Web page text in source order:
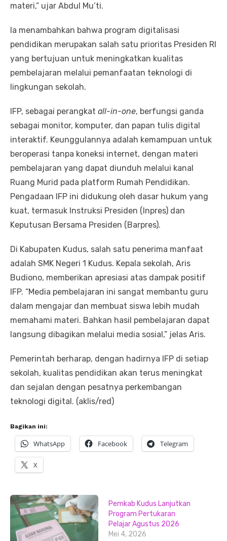
materi,” ujar Abdul Mu’ti.
Ia menambahkan bahwa program digitalisasi
pendidikan merupakan salah satu prioritas Presiden RI
yang bertujuan untuk meningkatkan kualitas
pembelajaran melalui pemanfaatan teknologi di
lingkungan sekolah.
IFP, sebagai perangkat all-in-one, berfungsi ganda
sebagai monitor, komputer, dan papan tulis digital
interaktif. Keunggulannya adalah kemampuan untuk
beroperasi tanpa koneksi internet, dengan materi
pembelajaran yang dapat diunduh melalui kanal
Ruang Murid pada platform Rumah Pendidikan.
Pengadaan IFP ini didukung oleh dasar hukum yang
kuat, termasuk Instruksi Presiden (Inpres) dan
Keputusan Bersama Presiden (Barpres).
Di Kabupaten Kudus, salah satu penerima manfaat
adalah SMK Negeri 1 Kudus. Kepala sekolah, Aris
Budiono, memberikan apresiasi atas dampak positif
IFP. “Media pembelajaran ini sangat membantu guru
dalam mengajar dan membuat siswa lebih mudah
memahami materi. Bahkan hasil pembelajaran dapat
langsung dibagikan melalui media sosial,” jelas Aris.
Pemerintah berharap, dengan hadirnya IFP di setiap
sekolah, kualitas pendidikan akan terus meningkat
dan sejalan dengan pesatnya perkembangan
teknologi digital. (aklis/red)
Bagikan ini:
WhatsApp Facebook Telegram
X
Pemkab Kudus Lanjutkan
Program Pertukaran
Pelajar Agustus 2026
Mei 4, 2026